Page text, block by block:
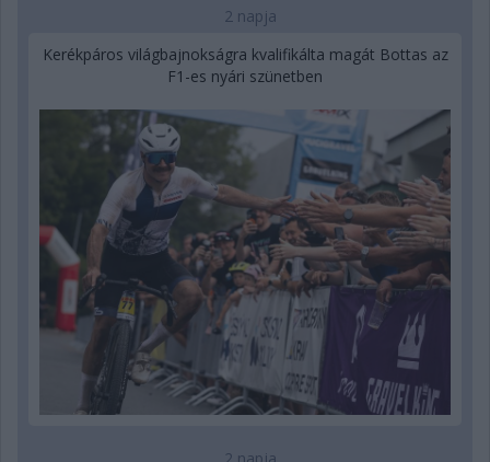
2 napja
Kerékpáros világbajnokságra kvalifikálta magát Bottas az
F1-es nyári szünetben
2 napja